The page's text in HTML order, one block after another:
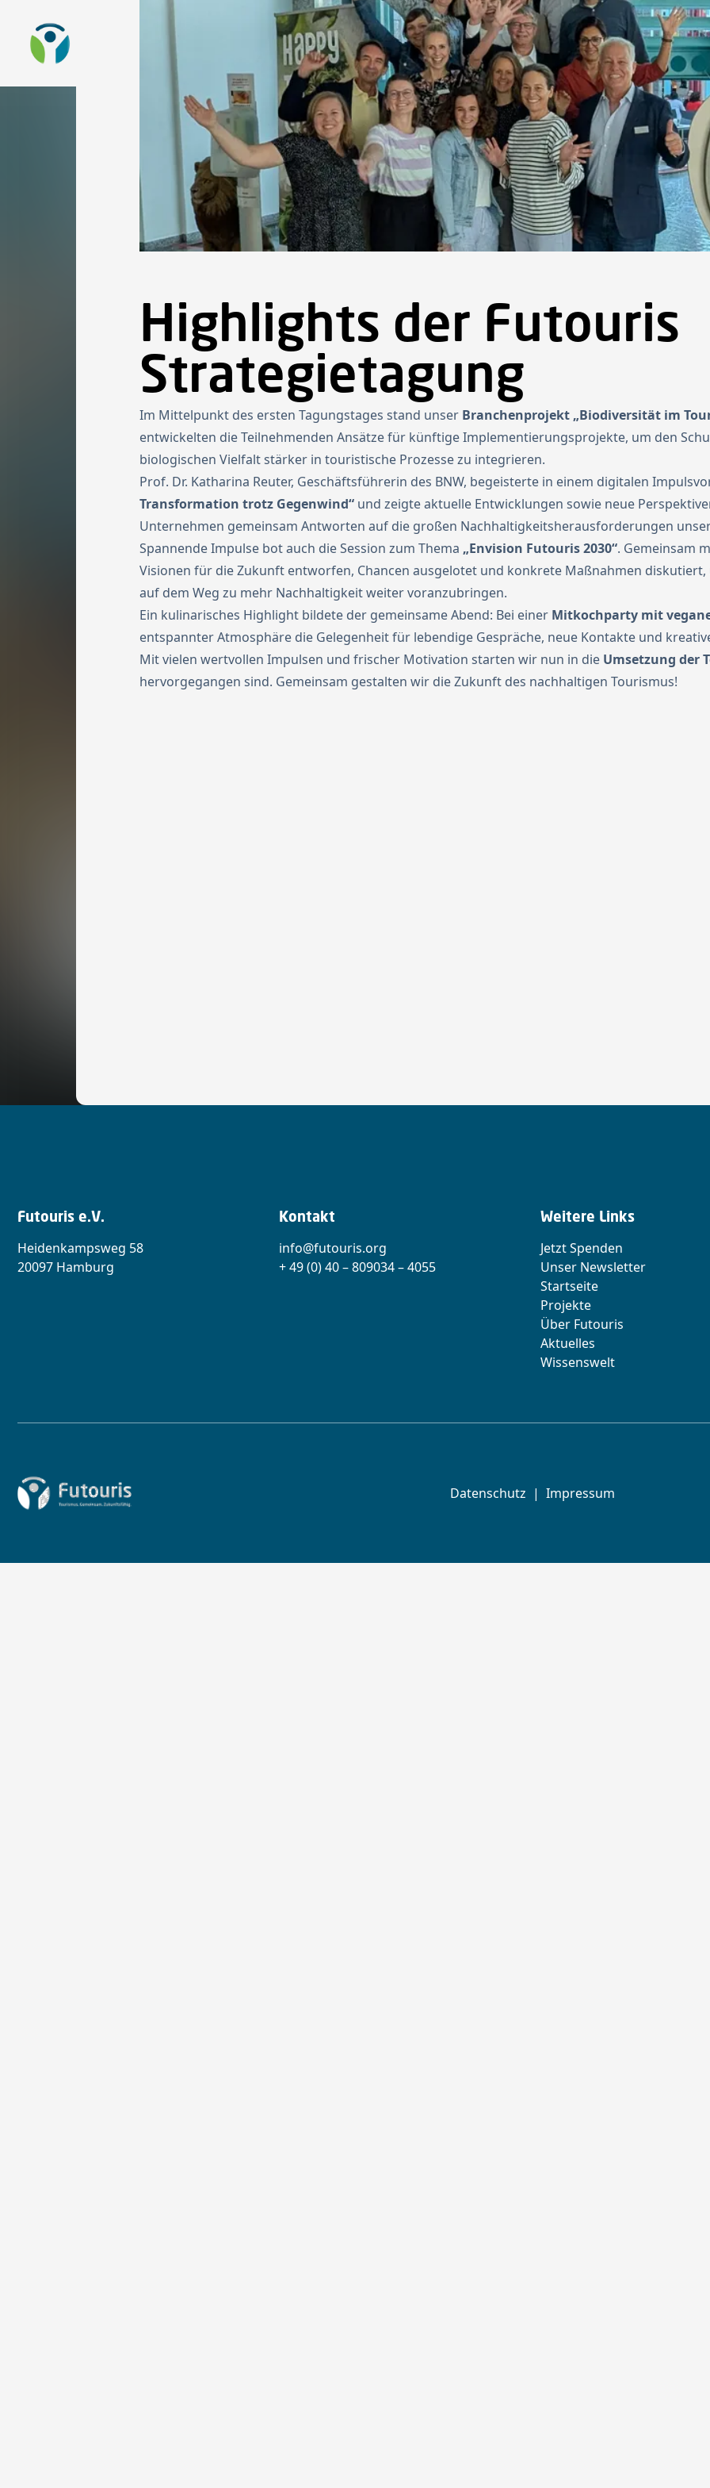
Zur Startseite
Startseite Projekte Über Futouris Aktuelles Newsletter
Highlights der Futouris
Strategietagung
Im Mittelpunkt des ersten Tagungstages stand unser Branchenprojekt „Biodiversität im
entwickelten die Teilnehmenden Ansätze für künftige Implementierungsprojekte, um den
biologischen Vielfalt stärker in touristische Prozesse zu integrieren.
Prof. Dr. Katharina Reuter, Geschäftsführerin des BNW, begeisterte in einem digitalen
Transformation trotz Gegenwind“ und zeigte aktuelle Entwicklungen sowie neue
Unternehmen gemeinsam Antworten auf die großen Nachhaltigkeitsherausforderungen
Spannende Impulse bot auch die Session zum Thema „Envision Futouris 2030“. Gemeinsam
Visionen für die Zukunft entworfen, Chancen ausgelotet und konkrete Maßnahmen
auf dem Weg zu mehr Nachhaltigkeit weiter voranzubringen.
Ein kulinarisches Highlight bildete der gemeinsame Abend: Bei einer Mitkochparty mit
entspannter Atmosphäre die Gelegenheit für lebendige Gespräche, neue Kontakte und
Mit vielen wertvollen Impulsen und frischer Motivation starten wir nun in die Umsetzung der
hervorgegangen sind. Gemeinsam gestalten wir die Zukunft des nachhaltigen Tourismus!
Futouris e.V.
Heidenkampsweg 58
20097 Hamburg
Kontakt
info@futouris.org
+ 49 (0) 40 – 809034 – 4055
Weitere Links
Jetzt Spenden
Unser Newsletter
Startseite
Projekte
Über Futouris
Aktuelles
Wissenswelt
Zur Startseite von Futouris e.V.
Datenschutz | Impressum